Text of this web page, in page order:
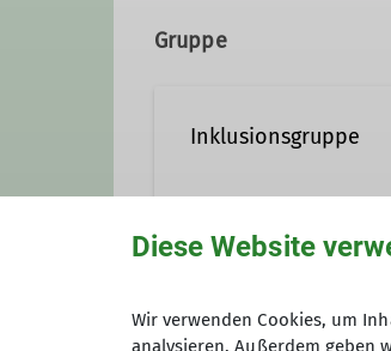
Gruppe
Inklusionsgruppe
Klettern
haben:
Diese Website
Wir verwenden Cookies, um
analysieren. Außerdem geben